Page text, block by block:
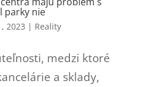
parky nie
2023 | Reality
medzi ktoré
a sklady,